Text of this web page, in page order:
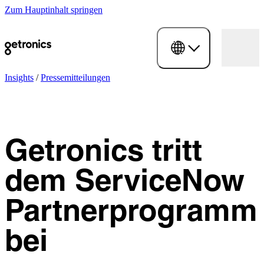
Zum Hauptinhalt springen
Insights /Pressemitteilungen
Getronics tritt
dem ServiceNow
Partnerprogramm
bei